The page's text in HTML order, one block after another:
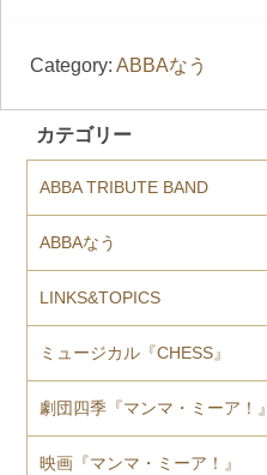
Category: ABBAなう
カテゴリー
ABBA TRIBUTE BAND
ABBAなう
LINKS&TOPICS
ミュージカル『CHESS』
劇団四季『マンマ・ミーア！』
映画『マンマ・ミーア！』